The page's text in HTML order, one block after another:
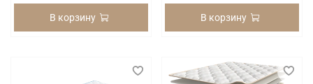
В корзину В корзину